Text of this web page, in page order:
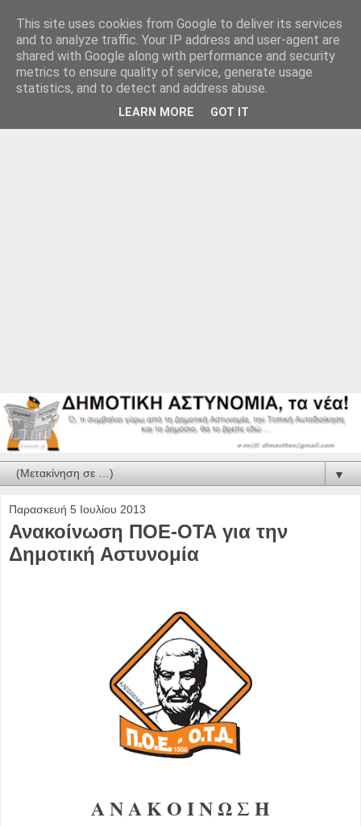
▼
Παρασκευή 5 Ιουλίου 2013
Ανακοίνωση ΠΟΕ-ΟΤΑ για την
Δημοτική Αστυνομία
Α Ν Α Κ Ο Ι Ν Ω Σ Η
This site uses cookies from Google to deliver its services
and to analyze traffic. Your IP address and user-agent are
shared with Google along with performance and security
metrics to ensure quality of service, generate usage
statistics, and to detect and address abuse.
LEARN MORE GOT IT